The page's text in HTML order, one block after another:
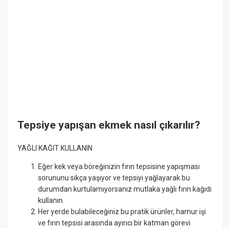
Tepsiye yapışan ekmek nasıl çıkarılır?
YAĞLI KAĞIT KULLANIN
Eğer kek veya böreğinizin fırın tepsisine yapışması
sorununu sıkça yaşıyor ve tepsiyi yağlayarak bu
durumdan kurtulamıyorsanız mutlaka yağlı fırın kağıdı
kullanın.
Her yerde bulabileceğiniz bu pratik ürünler, hamur işi
ve fırın tepsisi arasında ayırıcı bir katman görevi